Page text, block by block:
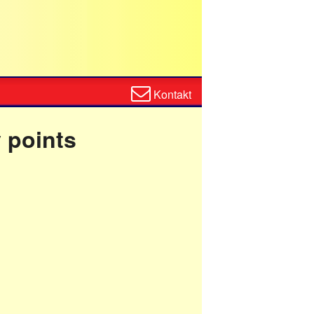
Kontaktformular
Kontakt
points